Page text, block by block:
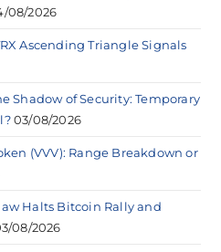
08/2026
Ascending Triangle Signals
Shadow of Security: Temporary
03/08/2026
(VVV): Range Breakdown or
Halts Bitcoin Rally and
08/2026